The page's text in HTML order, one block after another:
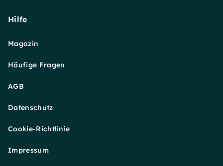
Hilfe
Magazin
Häufige Fragen
AGB
Datenschutz
Cookie-Richtlinie
Impressum